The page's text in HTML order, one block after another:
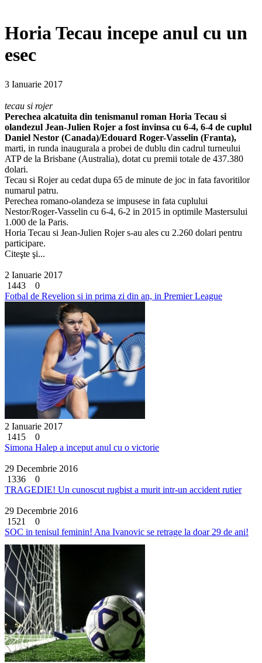
Horia Tecau incepe anul cu un
esec
3 Ianuarie 2017
tecau si rojer
Perechea alcatuita din tenismanul roman Horia Tecau si
olandezul Jean-Julien Rojer a fost invinsa cu 6-4, 6-4 de cuplul
Daniel Nestor (Canada)/Edouard Roger-Vasselin (Franta),
marti, in runda inaugurala a probei de dublu din cadrul turneului
ATP de la Brisbane (Australia), dotat cu premii totale de 437.380
dolari.
Tecau si Rojer au cedat dupa 65 de minute de joc in fata favoritilor
numarul patru.
Perechea romano-olandeza se impusese in fata cuplului
Nestor/Roger-Vasselin cu 6-4, 6-2 in 2015 in optimile Mastersului
1.000 de la Paris.
Horia Tecau si Jean-Julien Rojer s-au ales cu 2.260 dolari pentru
participare.
Citeşte şi...
2 Ianuarie 2017
1443
0
Fotbal de Revelion si in prima zi din an, in Premier League
2 Ianuarie 2017
1415
0
Simona Halep a inceput anul cu o victorie
29 Decembrie 2016
1336
0
TRAGEDIE! Un cunoscut rugbist a murit intr-un accident rutier
29 Decembrie 2016
1521
0
SOC in tenisul feminin! Ana Ivanovic se retrage la doar 29 de ani!